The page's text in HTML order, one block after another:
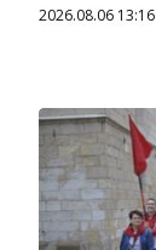
2026.08.06 13:16